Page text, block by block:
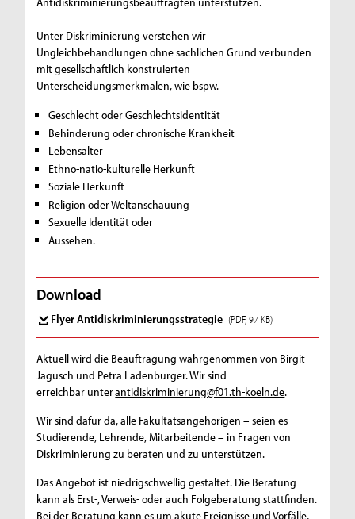
Unter Diskriminierung verstehen wir
Ungleichbehandlungen ohne sachlichen Grund verbunden
mit gesellschaftlich konstruierten
Unterscheidungsmerkmalen, wie bspw.
Geschlecht oder Geschlechtsidentität
Behinderung oder chronische Krankheit
Lebensalter
Ethno-natio-kulturelle Herkunft
Soziale Herkunft
Religion oder Weltanschauung
Sexuelle Identität oder
Aussehen.
Download
Flyer Antidiskriminierungsstrategie (PDF, 97 KB)
Aktuell wird die Beauftragung wahrgenommen von Birgit
Jagusch und Petra Ladenburger. Wir sind
erreichbar unterantidiskriminierung@f01.th-koeln.de.
Wir sind dafür da, alle Fakultätsangehörigen – seien es
Studierende, Lehrende, Mitarbeitende – in Fragen von
Diskriminierung zu beraten und zu unterstützen.
Das Angebot ist niedrigschwellig gestaltet. Die Beratung
kann als Erst-, Verweis- oder auch Folgeberatung stattfinden.
Bei der Beratung kann es um akute Ereignisse und Vorfälle,